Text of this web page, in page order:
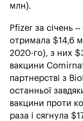
млн).
Pfizer за січень
отримала $14,6
2020-го), з них
вакцини
партнерстві з
останньої
вакцини проти
раза і сягнула